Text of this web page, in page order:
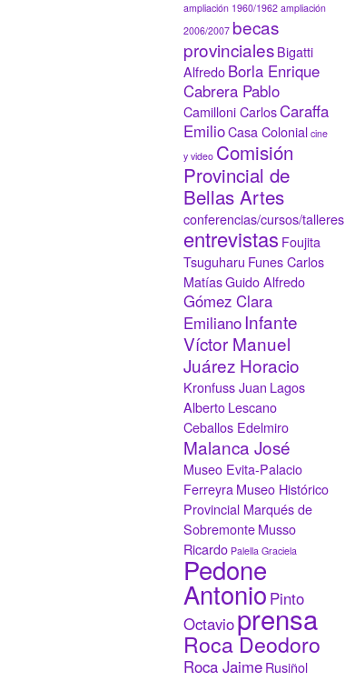
ampliación 1960/1962 ampliación
2006/2007 becas
provincialesBigatti
AlfredoBorla Enrique
Cabrera Pablo
Camilloni CarlosCaraffa
EmilioCasa Colonial cine
y video Comisión
Provincial de
Bellas Artes
conferencias/cursos/talleres
entrevistas Foujita
Tsuguharu Funes Carlos
MatíasGuido Alfredo
Gómez Clara
EmilianoInfante
Víctor Manuel
Juárez Horacio
Kronfuss Juan Lagos
AlbertoLescano
Ceballos Edelmiro
Malanca José
Museo Evita-Palacio
FerreyraMuseo Histórico
Provincial Marqués de
SobremonteMusso
Ricardo Palella Graciela
Pedone
Antonio Pinto
Octavioprensa
Roca Deodoro
Roca JaimeRusiñol